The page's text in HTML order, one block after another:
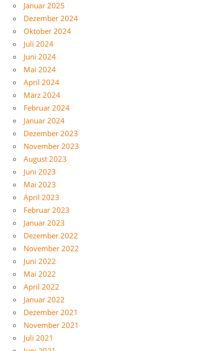
Januar 2025
Dezember 2024
Oktober 2024
Juli 2024
Juni 2024
Mai 2024
April 2024
März 2024
Februar 2024
Januar 2024
Dezember 2023
November 2023
August 2023
Juni 2023
Mai 2023
April 2023
Februar 2023
Januar 2023
Dezember 2022
November 2022
Juni 2022
Mai 2022
April 2022
Januar 2022
Dezember 2021
November 2021
Juli 2021